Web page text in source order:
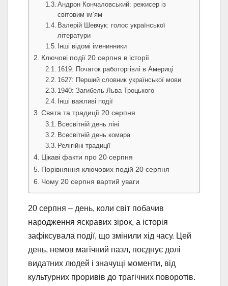
Андрон Кончаловський: режисер із
світовим ім’ям
Валерій Шевчук: голос української
літератури
Інші відомі іменинники
Ключові події 20 серпня в історії
1619: Початок работоргівлі в Америці
1627: Перший словник української мови
1940: Загибель Льва Троцького
Інші важливі події
Свята та традиції 20 серпня
Всесвітній день ліні
Всесвітній день комара
Релігійні традиції
Цікаві факти про 20 серпня
Порівняння ключових подій 20 серпня
Чому 20 серпня вартий уваги
20 серпня – день, коли світ побачив
народження яскравих зірок, а історія
зафіксувала події, що змінили хід часу. Цей
день, немов магічний пазл, поєднує долі
видатних людей і значущі моменти, від
культурних проривів до трагічних поворотів.